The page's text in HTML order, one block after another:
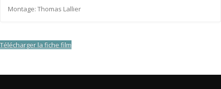
Montage: Thomas Lallier
Télécharger la fiche film